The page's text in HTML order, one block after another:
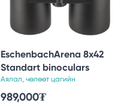
EschenbachArena 8x42
Standart binoculars
Аялал, чөлөөт цагийн
989,000₮